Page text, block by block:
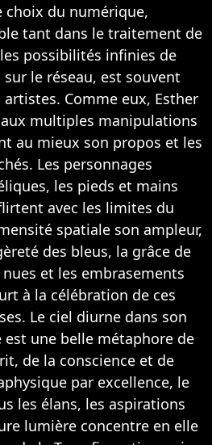
choix du numérique,
tant dans le traitement de
possibilités infinies de
le réseau, est souvent
Comme eux, Esther
aux multiples manipulations
au mieux son propos et les
Les personnages
les pieds et mains
avec les limites du
spatiale son ampleur,
des bleus, la grâce de
et les embrasements
à la célébration de ces
Le ciel diurne dans son
une belle métaphore de
de la conscience et de
par excellence, le
les élans, les aspirations
lumière concentre en elle